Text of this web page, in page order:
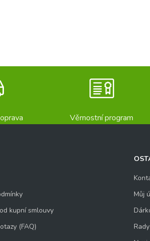
Věrnostní program
kupní smlouvy
(FAQ)
Můj